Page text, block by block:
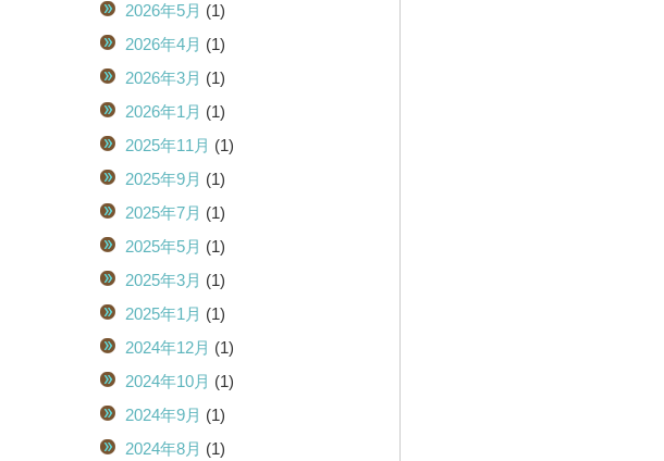
2026年5月 (1)
2026年4月 (1)
2026年3月 (1)
2026年1月 (1)
2025年11月 (1)
2025年9月 (1)
2025年7月 (1)
2025年5月 (1)
2025年3月 (1)
2025年1月 (1)
2024年12月 (1)
2024年10月 (1)
2024年9月 (1)
2024年8月 (1)